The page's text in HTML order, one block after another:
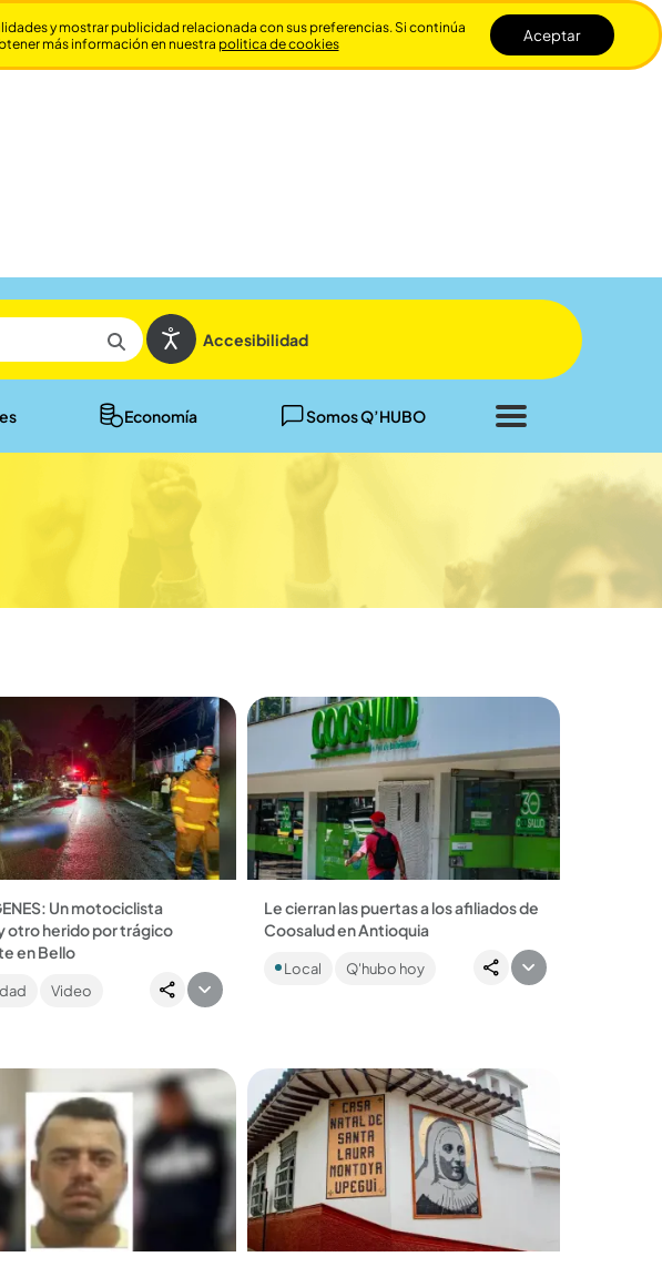
Accesibilidad
Economía Somos Q’HUBO
Cerrar
Un motociclista
otro herido por trágico
en Bello
habría perdido el control de
se movilizaba por el
Video
Le cierran las puertas a los afiliados de
Coosalud en Antioquia
Por deudas con los hospitales públicos
del departamento, 17 entidades
decidieron cerrar algunos servicios a
Local Q'hubo hoy
y mostrar publicidad relacionada con sus preferencias. Si continúa
más información en nuestra politica de cookies Aceptar